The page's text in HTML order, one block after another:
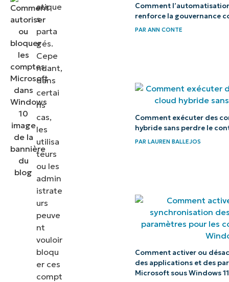
et bonnes
modifications
recommandations
atique
s
parta
gés.
Cepe
ndant,
dans
certai
ns
cas,
les
utilisa
teurs
ou les
admin
istrate
urs
peuve
nt
vouloir
bloqu
er ces
compt
Comment
renforce la gouvernance
PAR ANN CONTE
Comment exécuter des
hybride sans perdre le
PAR LAUREN BALLEJOS
Comment activer ou
des applications et des
Microsoft sous Windows 11